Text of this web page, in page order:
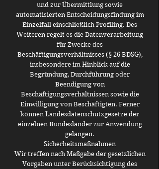
und zur Übermittlung sowie
automatisierten Entscheidungsfindung im
Einzelfall einschließlich Profiling. Des
Weiteren regelt es die Datenverarbeitung
für Zwecke des
Beschäftigungsverhältnisses (§ 26 BDSG),
insbesondere im Hinblick auf die
Begründung, Durchführung oder
Beendigung von
Beschäftigungsverhältnissen sowie die
Einwilligung von Beschäftigten. Ferner
können Landesdatenschutzgesetze der
einzelnen Bundesländer zur Anwendung
gelangen.
Sicherheitsmaßnahmen
Wir treffen nach Maßgabe der gesetzlichen
Vorgaben unter Berücksichtigung des